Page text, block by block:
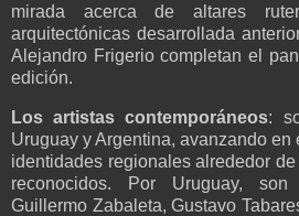
mirada acerca de altares
arquitectónicas desarrollada
Alejandro Frigerio completan el
edición.
Los artistas contemporáneos:
Uruguay y Argentina, avanzando en
identidades regionales alrededor
reconocidos. Por Uruguay,
Guillermo Zabaleta, Gustavo